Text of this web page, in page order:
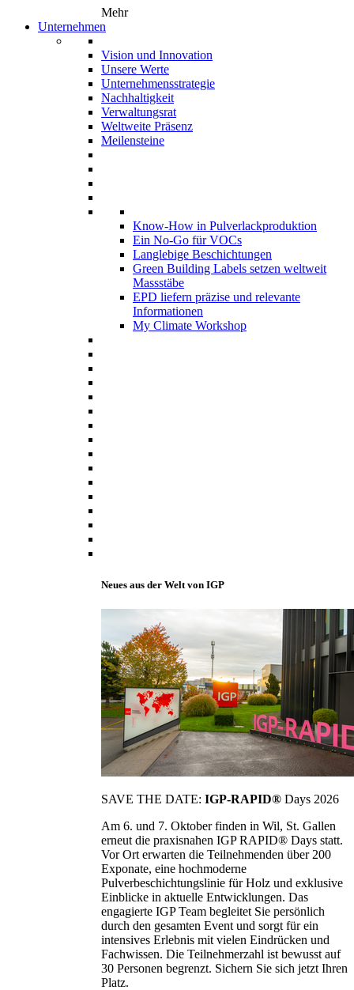
Mehr
Unternehmen
Vision und Innovation
Unsere Werte
Unternehmensstrategie
Nachhaltigkeit
Verwaltungsrat
Weltweite Präsenz
Meilensteine
Know-How in Pulverlackproduktion
Ein No-Go für VOCs
Langlebige Beschichtungen
Green Building Labels setzen weltweit
Massstäbe
EPD liefern präzise und relevante
Informationen
My Climate Workshop
Neues aus der Welt von IGP
SAVE THE DATE: IGP-RAPID® Days 2026
Am 6. und 7. Oktober finden in Wil, St. Gallen
erneut die praxisnahen IGP RAPID® Days statt.
Vor Ort erwarten die Teilnehmenden über 200
Exponate, eine hochmoderne
Pulverbeschichtungslinie für Holz und exklusive
Einblicke in aktuelle Entwicklungen. Das
engagierte IGP Team begleitet Sie persönlich
durch den gesamten Event und sorgt für ein
intensives Erlebnis mit vielen Eindrücken und
Fachwissen. Die Teilnehmerzahl ist bewusst auf
30 Personen begrenzt. Sichern Sie sich jetzt Ihren
Platz.